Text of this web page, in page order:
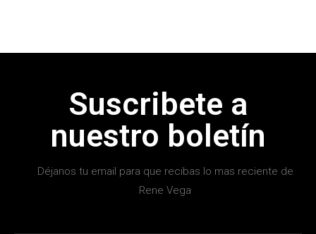
Suscribete a
nuestro boletín
Déjanos tu email para que recibas lo mas reciente de
Rene Vega